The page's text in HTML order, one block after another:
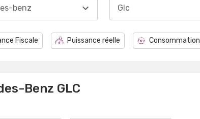
benz Glc
Fiscale Puissance réelle Consommation
Benz GLC